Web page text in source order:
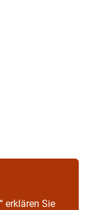
erklären Sie